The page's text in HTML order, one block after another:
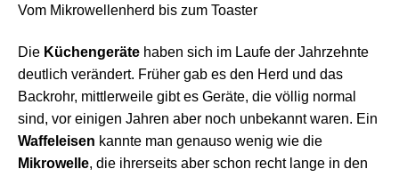
Vom Mikrowellenherd bis zum Toaster
Die Küchengeräte haben sich im Laufe der Jahrzehnte
deutlich verändert. Früher gab es den Herd und das
Backrohr, mittlerweile gibt es Geräte, die völlig normal
sind, vor einigen Jahren aber noch unbekannt waren. Ein
Waffeleisen kannte man genauso wenig wie die
Mikrowelle, die ihrerseits aber schon recht lange in den